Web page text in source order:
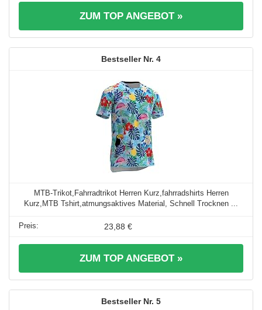
ZUM TOP ANGEBOT »
4
MTB-Trikot,Fahrradtrikot Herren Kurz,fahrradshirts Herren
Kurz,MTB Tshirt,atmungsaktives Material, Schnell Trocknen ...
23,88 €
ZUM TOP ANGEBOT »
5